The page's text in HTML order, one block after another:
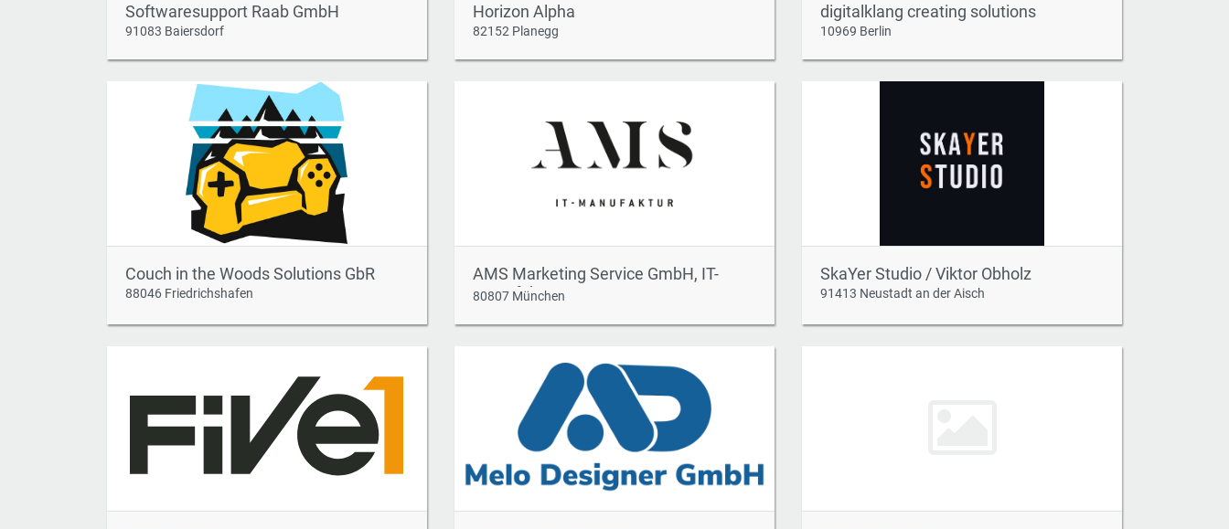
Softwaresupport Raab GmbH
91083 Baiersdorf
Horizon Alpha
82152 Planegg
digitalklang creating solutions
10969 Berlin
Couch in the Woods Solutions GbR
88046 Friedrichshafen
AMS Marketing Service GmbH, IT-
Manufaktur
80807 München
SkaYer Studio / Viktor Obholz
91413 Neustadt an der Aisch